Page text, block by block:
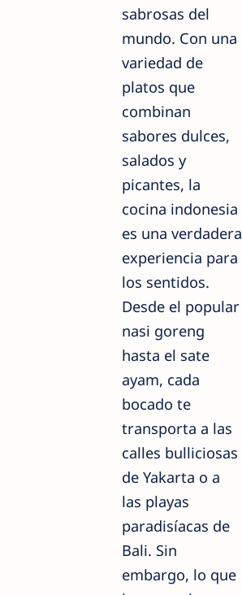
sabrosas del
mundo. Con una
variedad de
platos que
combinan
sabores dulces,
salados y
picantes, la
cocina indonesia
es una verdadera
experiencia para
los sentidos.
Desde el popular
nasi goreng
hasta el sate
ayam, cada
bocado te
transporta a las
calles bulliciosas
de Yakarta o a
las playas
paradisíacas de
Bali. Sin
embargo, lo que